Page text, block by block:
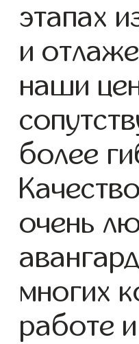
этапах
и
наши
более
очень
многих
работе